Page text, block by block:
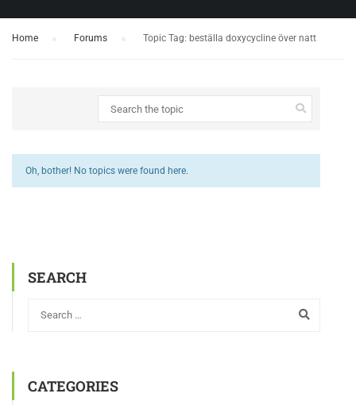
Home Forums Topic Tag: beställa doxycycline över natt
Oh, bother! No topics were found here.
SEARCH
CATEGORIES